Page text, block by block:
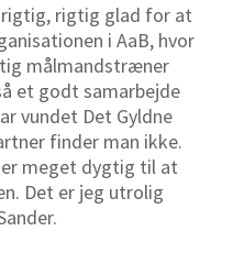
rigtig glad for at
i AaB, hvor
målmandstræner
et godt samarbejde
vundet Det Gyldne
finder man ikke.
er meget dygtig til at
Det er jeg utrolig